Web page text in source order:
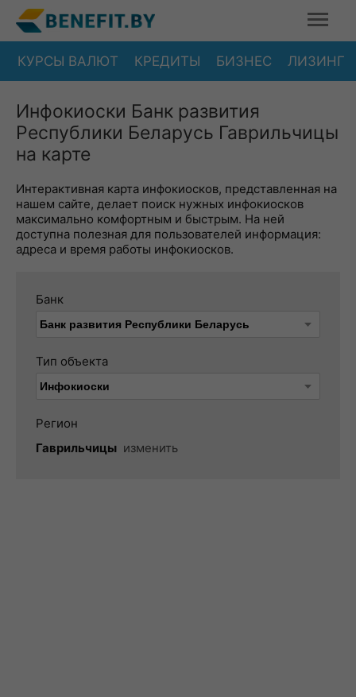
КУРСЫ ВАЛЮТ КРЕДИТЫ БИЗНЕС ЛИЗИНГ
Инфокиоски Банк развития
Республики Беларусь Гаврильчицы
на карте
Интерактивная карта инфокиосков, представленная на
нашем сайте, делает поиск нужных инфокиосков
максимально комфортным и быстрым. На ней
доступна полезная для пользователей информация:
адреса и время работы инфокиосков.
Банк
Тип объекта
Регион
Гаврильчицы изменить